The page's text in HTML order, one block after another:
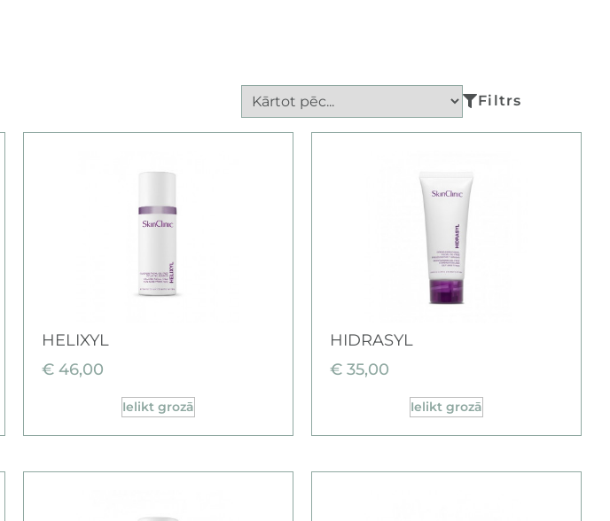
Filtrs
HELIXYL
€ 46,00
Ielikt grozā
HIDRASYL
€ 35,00
Ielikt grozā